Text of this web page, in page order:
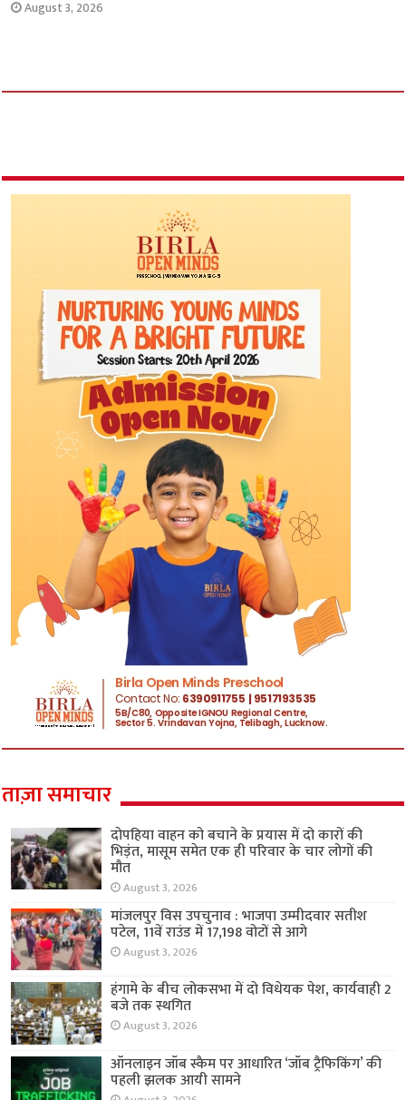
August 3, 2026
ताज़ा समाचार
दोपहिया वाहन को बचाने के प्रयास में दो कारों की
भिड़ंत, मासूम समेत एक ही परिवार के चार लोगों की
मौत
August 3, 2026
मांजलपुर विस उपचुनाव : भाजपा उम्मीदवार सतीश
पटेल, 11वें राउंड में 17,198 वोटों से आगे
August 3, 2026
हंगामे के बीच लोकसभा में दो विधेयक पेश, कार्यवाही 2
बजे तक स्थगित
August 3, 2026
ऑनलाइन जॉब स्कैम पर आधारित ‘जॉब ट्रैफिकिंग’ की
पहली झलक आयी सामने